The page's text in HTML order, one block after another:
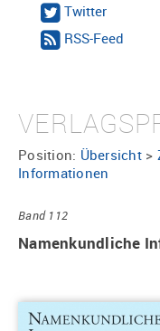
Twitter
RSS-Feed
Position: Übersicht>
Informationen
Band 112
Namenkundliche